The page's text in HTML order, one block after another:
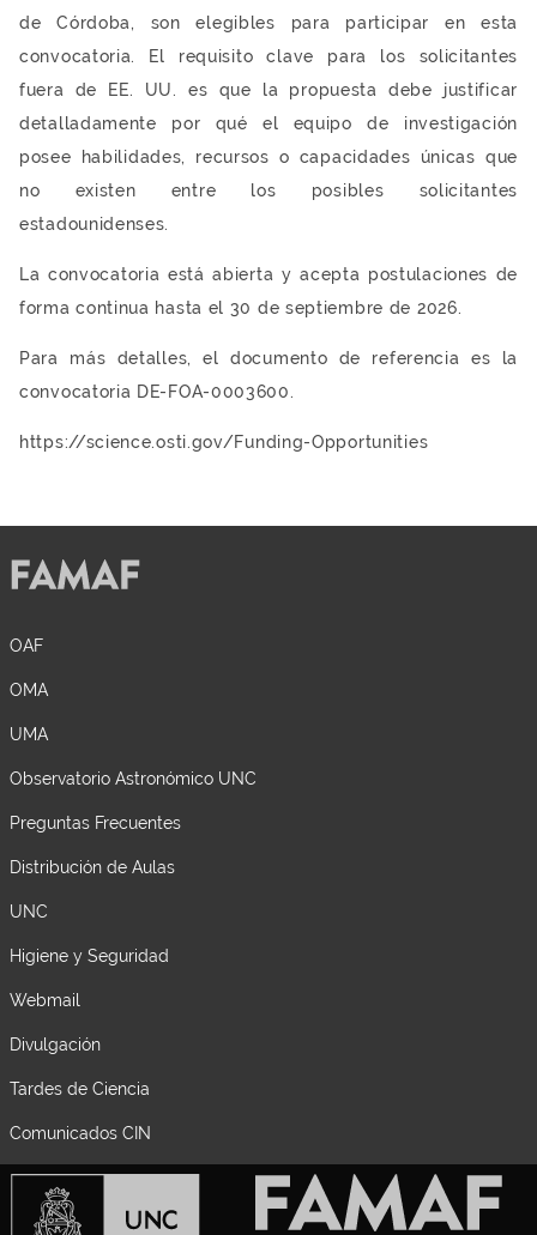
de Córdoba, son elegibles para participar en esta
convocatoria. El requisito clave para los solicitantes
fuera de EE. UU. es que la propuesta debe justificar
detalladamente por qué el equipo de investigación
posee habilidades, recursos o capacidades únicas que
no existen entre los posibles solicitantes
estadounidenses.
La convocatoria está abierta y acepta postulaciones de
forma continua hasta el 30 de septiembre de 2026.
Para más detalles, el documento de referencia es la
convocatoria DE-FOA-0003600.
https://science.osti.gov/Funding-Opportunities
OAF
OMA
UMA
Observatorio Astronómico UNC
Preguntas Frecuentes
Distribución de Aulas
UNC
Higiene y Seguridad
Webmail
Divulgación
Tardes de Ciencia
Comunicados CIN